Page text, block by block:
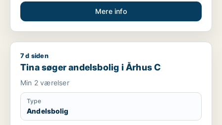
Mere info
Tina søger andelsbolig i Århus C
7 d siden
Tina søger andelsbolig i Århus C
Min 2 værelser
Type
Andelsbolig